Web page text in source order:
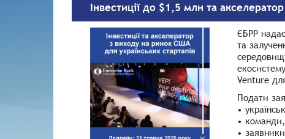
Інвестиції до $1,5 млн та
ЄБРР
та
Venture
Подати
•
•
•